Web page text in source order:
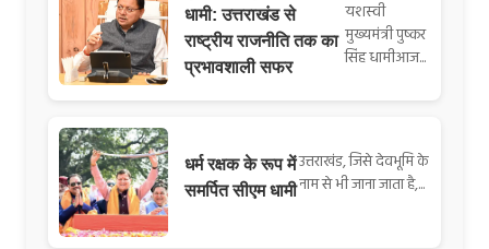
धामी: उत्तराखंड से
राष्ट्रीय राजनीति तक का
प्रभावशाली सफर
यशस्वी
मुख्यमंत्री पुष्कर
सिंह धामीआज...
धर्म रक्षक के रूप में
समर्पित सीएम धामी
उत्तराखंड, जिसे देवभूमि के
नाम से भी जाना जाता है,...